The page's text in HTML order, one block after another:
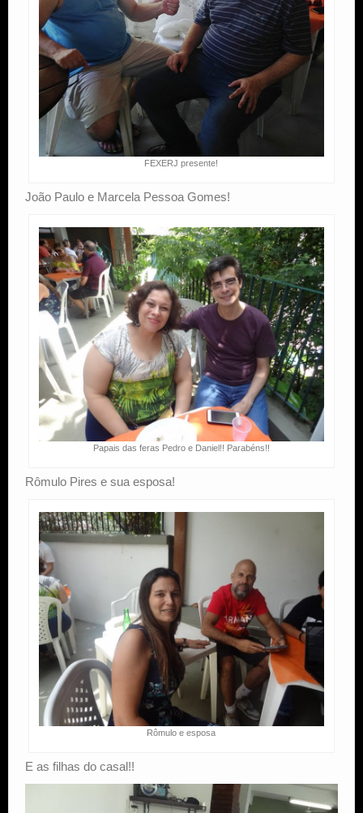
FEXERJ presente!
João Paulo e Marcela Pessoa Gomes!
Papais das feras Pedro e Daniel!! Parabéns!!
Rômulo Pires e sua esposa!
Rômulo e esposa
E as filhas do casal!!